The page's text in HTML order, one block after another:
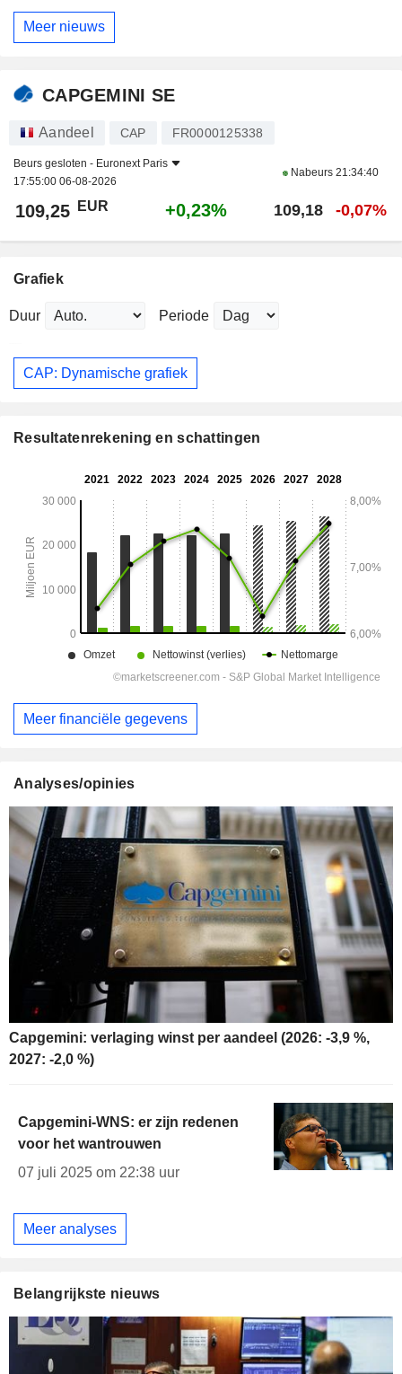
Meer nieuws
CAPGEMINI SE
Aandeel CAP FR0000125338
Beurs gesloten - Euronext Paris
17:55:00 06-08-2026
Nabeurs 21:34:40
109,25 EUR +0,23% 109,18 -0,07%
Grafiek
Duur Periode
CAP: Dynamische grafiek
Resultatenrekening en schattingen
Meer financiële gegevens
Analyses/opinies
Capgemini: verlaging winst per aandeel (2026: -3,9 %,
2027: -2,0 %)
Capgemini-WNS: er zijn redenen
voor het wantrouwen
07 juli 2025 om 22:38 uur
Meer analyses
Belangrijkste nieuws